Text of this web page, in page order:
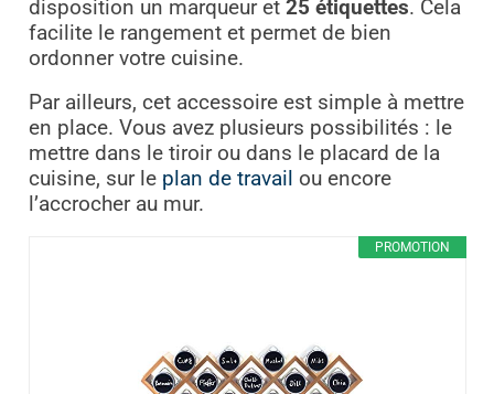
disposition un marqueur et 25 étiquettes. Cela
facilite le rangement et permet de bien
ordonner votre cuisine.
Par ailleurs, cet accessoire est simple à mettre
en place. Vous avez plusieurs possibilités : le
mettre dans le tiroir ou dans le placard de la
cuisine, sur le plan de travail ou encore
l’accrocher au mur.
PROMOTION